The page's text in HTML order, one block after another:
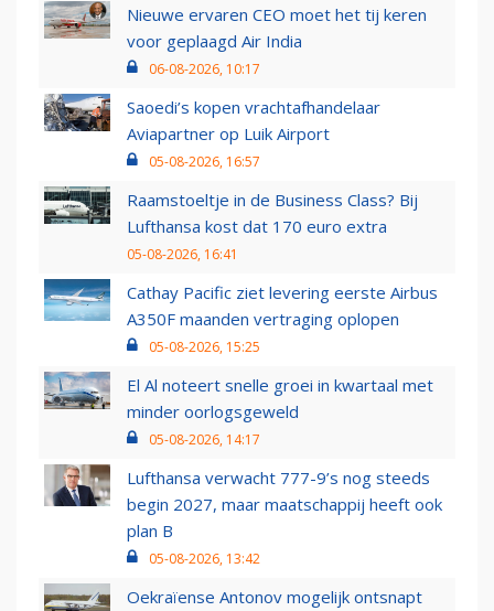
Nieuwe ervaren CEO moet het tij keren
voor geplaagd Air India
06-08-2026, 10:17
Saoedi’s kopen vrachtafhandelaar
Aviapartner op Luik Airport
05-08-2026, 16:57
Raamstoeltje in de Business Class? Bij
Lufthansa kost dat 170 euro extra
05-08-2026, 16:41
Cathay Pacific ziet levering eerste Airbus
A350F maanden vertraging oplopen
05-08-2026, 15:25
El Al noteert snelle groei in kwartaal met
minder oorlogsgeweld
05-08-2026, 14:17
Lufthansa verwacht 777-9’s nog steeds
begin 2027, maar maatschappij heeft ook
plan B
05-08-2026, 13:42
Oekraïense Antonov mogelijk ontsnapt